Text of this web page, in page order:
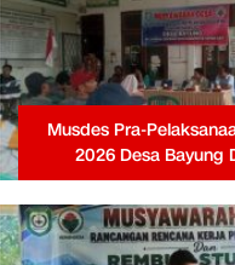
Musdes Pra-
2026 Desa Bayung
Pemerintah Desa
Transparansi dan